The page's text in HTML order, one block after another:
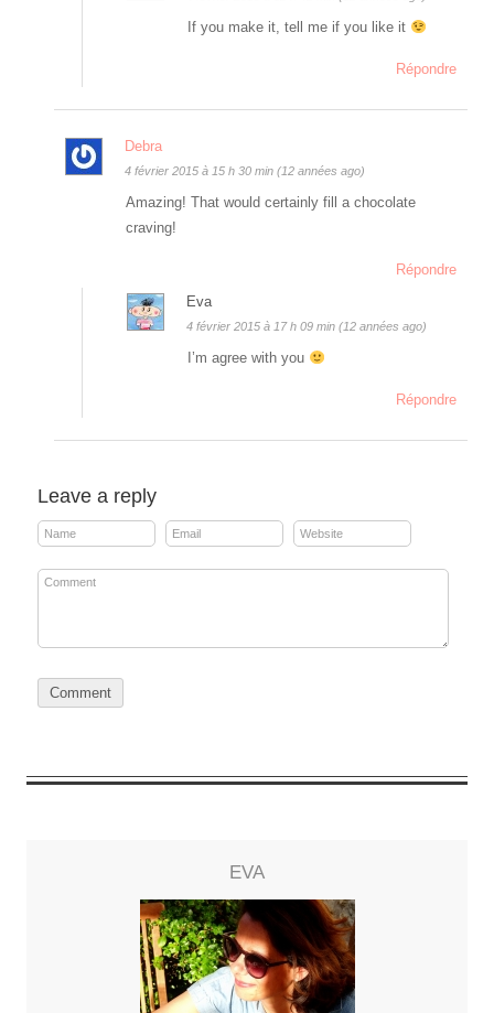
If you make it, tell me if you like it
Répondre
Debra
4 février 2015 à 15 h 30 min (12 années ago)
Amazing! That would certainly fill a chocolate
craving!
Répondre
Eva
4 février 2015 à 17 h 09 min (12 années ago)
I’m agree with you
Répondre
Leave a reply
EVA